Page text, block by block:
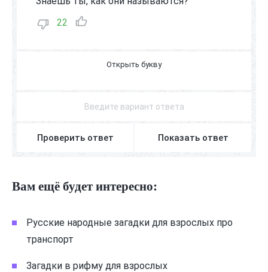
22
Проверить ответ Показать ответ
Вам ещё будет интересно:
Русские народные загадки для взрослых про
транспорт
Загадки в рифму для взрослых